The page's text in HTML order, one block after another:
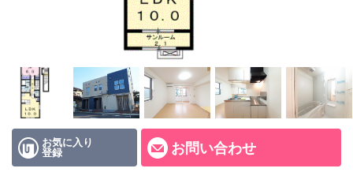
お気に入り
登録 お問い合わせ